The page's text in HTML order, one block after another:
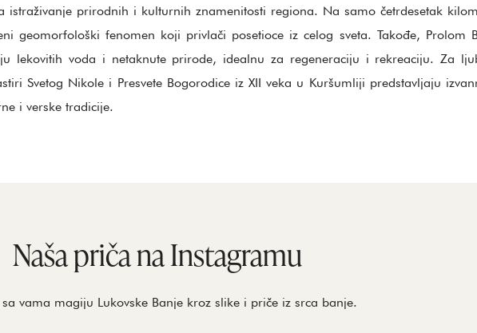
istraživanje prirodnih i kulturnih znamenitosti regiona. Na samo četrdesetak
geomorfološki fenomen koji privlači posetioce iz celog sveta. Takođe, Prolom
lekovitih voda i netaknute prirode, idealnu za regeneraciju i rekreaciju. Za
Svetog Nikole i Presvete Bogorodice iz XII veka u Kuršumliji predstavljaju
i verske tradicije.
Naša priča na Instagramu
vama magiju Lukovske Banje kroz slike i priče iz srca banje.